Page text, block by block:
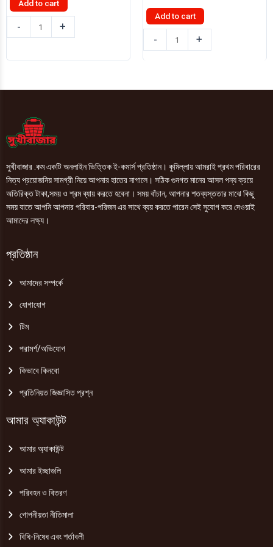
Add to cart
-
টুথব্রাশ
Soft
quantity
+
was:
৳ 180.00.
Add to cart
-
টুথব্রাশ
Sensodyne
&
+
সুখীবাজার .কম একটি অনলাইন ভিত্তিক ই-কমার্স প্রতিষ্ঠান। কুমিল্লায় আমরাই প্রথম পরিবারের
নিত্য প্রয়োজনিয় সামগ্রী নিয়ে আপনার হাতের নাগালে। সঠিক গুনগত মানের আসল পন্য ক্রয়ে
অতিরিক্ত টাকা,সময় ও শ্রম ব্যায় করতে হবেনা। সময় বাঁচান, আপনার শতব্যস্ততার মাঝে কিছু
সময় যাতে আপনি আপনার পরিবার-পরিজন এর সাথে ব্যয় করতে পারেন সেই সুযোগ করে দেওয়াই
আমাদের লক্ষ্য।
প্রতিষ্ঠান
আমাদের সম্পর্কে
যোগাযোগ
টিম
পরামর্শ/অভিযোগ
কিভাবে কিনবো
প্রতিনিয়ত জিজ্ঞাসিত প্রশ্ন
আমার অ্যাকাউন্ট
আমার অ্যাকাউন্ট
আমার ইচ্ছাগুলি
পরিবহন ও বিতরণ
গোপনীয়তা নীতিমালা
বিধি-নিষেধ এবং শর্তাবলী